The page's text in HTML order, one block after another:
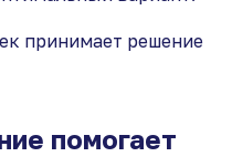
принимает решение
помогает